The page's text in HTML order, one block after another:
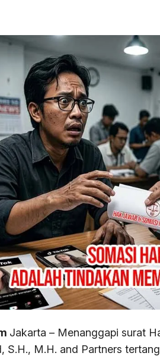
Jakarta – Menanggapi surat
S.H., M.H. and Partners